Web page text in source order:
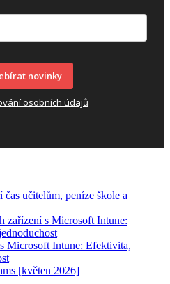
novinky
osobních údajů
učitelům, peníze škole a
zařízení s Microsoft Intune:
Microsoft Intune: Efektivita,
[květen 2026]